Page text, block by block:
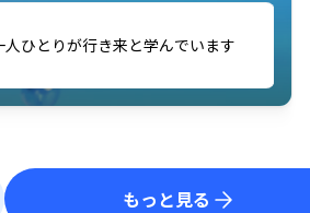
人ひとりが行き来と学んでいます
くことが楽しい」を実感していま
もっと見る